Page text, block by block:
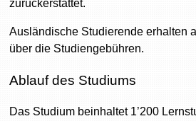
zurückerstattet.
Ausländische Studierende erhalten
über die Studiengebühren.
Ablauf des Studiums
Das Studium beinhaltet 1’200